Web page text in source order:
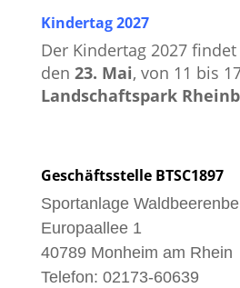
Kindertag 2027
Der Kindertag 2027
den 23. Mai, von 11 bis
Landschaftspark
Geschäftsstelle BTSC1897
Sportanlage
Europaallee 1
40789 Monheim am Rhein
Telefon: 02173-60639